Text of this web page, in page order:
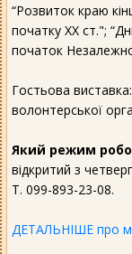
“Розвиток краю
початку XX ст.";
початок
Гостьова
волонтерської
Який режим
відкритий з
Т. 099-893-23-08.
ДЕТАЛЬНІШЕ про